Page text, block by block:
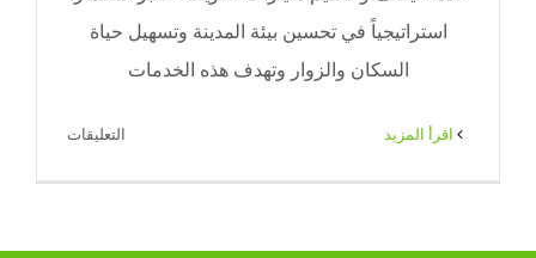
استراتيجياً في تحسين بيئة المدينة وتسهيل حياة
السكان والزوار وتهدف هذه الخدمات
التعليقات